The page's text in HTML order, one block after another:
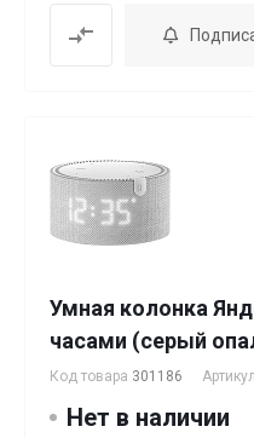
Умная колонка
часами (серый
Код товара 301186 Артикул
Нет в наличии